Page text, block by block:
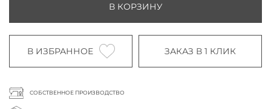
В КОРЗИНУ
В ИЗБРАННОЕ ЗАКАЗ В 1 КЛИК
СОБСТВЕННОЕ ПРОИЗВОДСТВО